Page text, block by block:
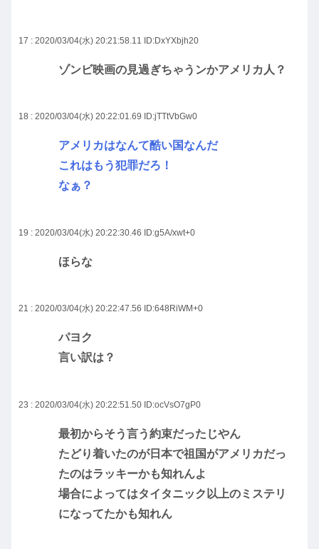
17 : 2020/03/04(水) 20:21:58.11 ID:DxYXbjh20
ゾンビ映画の見過ぎちゃうンかアメリカ人？
18 : 2020/03/04(水) 20:22:01.69 ID:jTTtVbGw0
アメリカはなんて酷い国なんだ
これはもう犯罪だろ！
なぁ？
19 : 2020/03/04(水) 20:22:30.46 ID:g5A/xwt+0
ほらな
21 : 2020/03/04(水) 20:22:47.56 ID:648RiWM+0
パヨク
言い訳は？
23 : 2020/03/04(水) 20:22:51.50 ID:ocVsO7gP0
最初からそう言う約束だったじやん
たどり着いたのが日本で祖国がアメリカだっ
たのはラッキーかも知れんよ
場合によってはタイタニック以上のミステリ
になってたかも知れん